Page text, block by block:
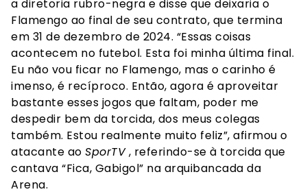
a diretoria rubro-negra e disse que deixaria o
Flamengo ao final de seu contrato, que termina
em 31 de dezembro de 2024. “Essas coisas
acontecem no futebol. Esta foi minha última final.
Eu não vou ficar no Flamengo, mas o carinho é
imenso, é recíproco. Então, agora é aproveitar
bastante esses jogos que faltam, poder me
despedir bem da torcida, dos meus colegas
também. Estou realmente muito feliz”, afirmou o
atacante ao SporTV, referindo-se à torcida que
cantava “Fica, Gabigol” na arquibancada da
Arena.